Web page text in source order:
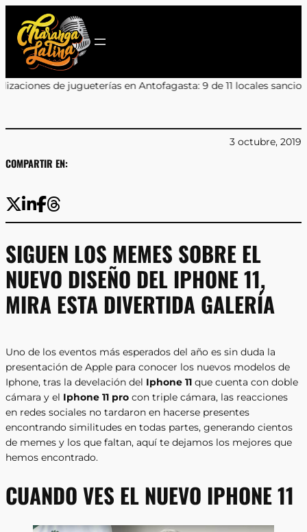
contenido
9 de 11 locales sancionados por irregularidades•Don
COMPARTIR EN:
3 octubre, 2019
SIGUEN LOS MEMES SOBRE EL
NUEVO DISEÑO DEL IPHONE 11,
MIRA ESTA DIVERTIDA GALERÍA
Uno de los eventos más esperados del año es sin duda la
presentación de Apple para conocer los nuevos modelos de
Iphone, tras la develación del Iphone 11 que cuenta con doble
cámara y el Iphone 11 pro con triple cámara, las reacciones
en redes sociales no tardaron en hacerse presentes
encontrando similitudes en todas partes, generando cientos
de memes y los que faltan, aquí te dejamos los mejores que
hemos encontrado.
CUANDO VES EL NUEVO IPHONE 11